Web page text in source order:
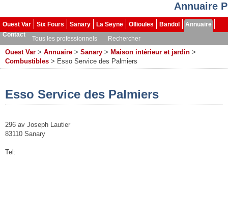
Annuaire
Ouest Var Six Fours Sanary La Seyne Ollioules Bandol
Annuaire
Contact
Tous les professionnels Rechercher
Ouest Var > Annuaire > Sanary > Maison intérieur et jardin >
Combustibles > Esso Service des Palmiers
Esso Service des Palmiers
296 av Joseph Lautier
83110 Sanary
Tel: